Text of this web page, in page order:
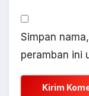
Simpan
peramban ini